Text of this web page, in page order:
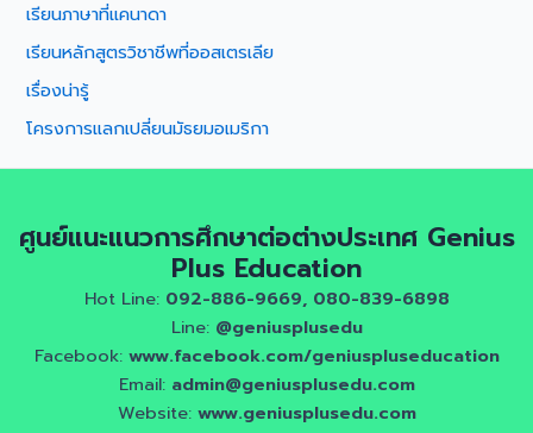
เรียนภาษาที่แคนาดา
เรียนหลักสูตรวิชาชีพที่ออสเตรเลีย
เรื่องน่ารู้
โครงการแลกเปลี่ยนมัธยมอเมริกา
ศูนย์แนะแนวการศึกษาต่อต่างประเทศ Genius
Plus Education
Hot Line: 092-886-9669, 080-839-6898
Line: @geniusplusedu
Facebook: www.facebook.com/geniuspluseducation
Email: admin@geniusplusedu.com
Website: www.geniusplusedu.com